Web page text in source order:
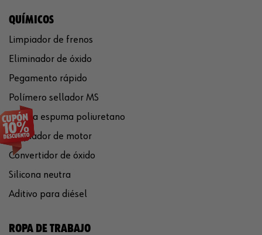
QUÍMICOS
Limpiador de frenos
Eliminador de óxido
Pegamento rápido
Polímero sellador MS
Pistola espuma poliuretano
Limpiador de motor
Convertidor de óxido
Silicona neutra
Aditivo para diésel
ROPA DE TRABAJO